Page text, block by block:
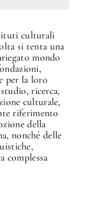
culturali
si tenta una
mondo
per la loro
ricerca,
culturale,
riferimento
della
nonché delle
complessa